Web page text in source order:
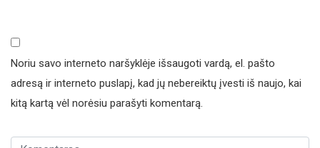
Noriu savo interneto naršyklėje išsaugoti vardą, el. pašto
adresą ir interneto puslapį, kad jų nebereiktų įvesti iš naujo, kai
kitą kartą vėl norėsiu parašyti komentarą.